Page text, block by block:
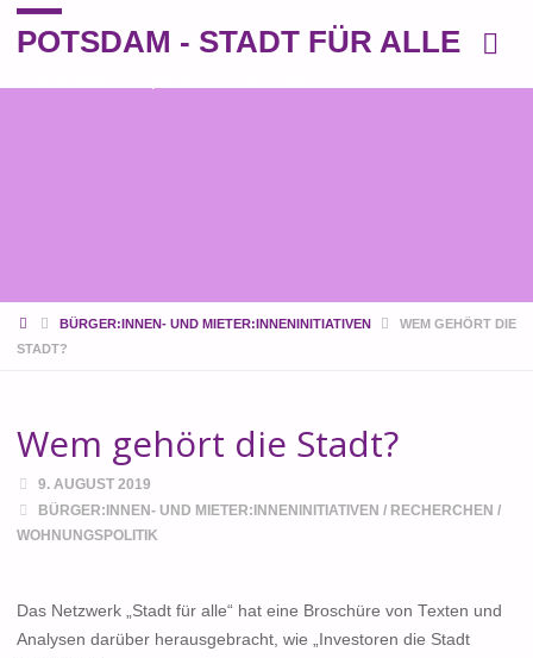
POTSDAM - STADT FÜR ALLE
STARTBÜRGER:INNEN- UND MIETER:INNENINITIATIVEN
WEM GEHÖRT DIE
STADT?
Wem gehört die Stadt?
9. AUGUST 2019
BÜRGER:INNEN- UND MIETER:INNENINITIATIVEN / RECHERCHEN /
WOHNUNGSPOLITIK
Das Netzwerk „Stadt für alle“ hat eine Broschüre von Texten und
Analysen darüber herausgebracht, wie „Investoren die Stadt